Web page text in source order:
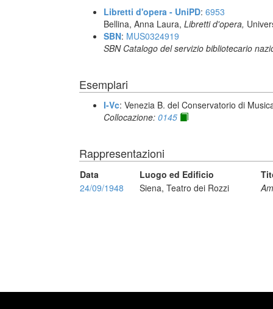
Libretti d'opera - UniPD: 6953
Bellina, Anna Laura, Libretti d'opera,
SBN: MUS0324919
SBN Catalogo del servizio bibliotecario
Esemplari
I-Vc: Venezia B. del Conservatorio di
Collocazione: 0145
Rappresentazioni
Data Luogo ed Edificio
24/09/1948
Siena, Teatro dei Rozzi